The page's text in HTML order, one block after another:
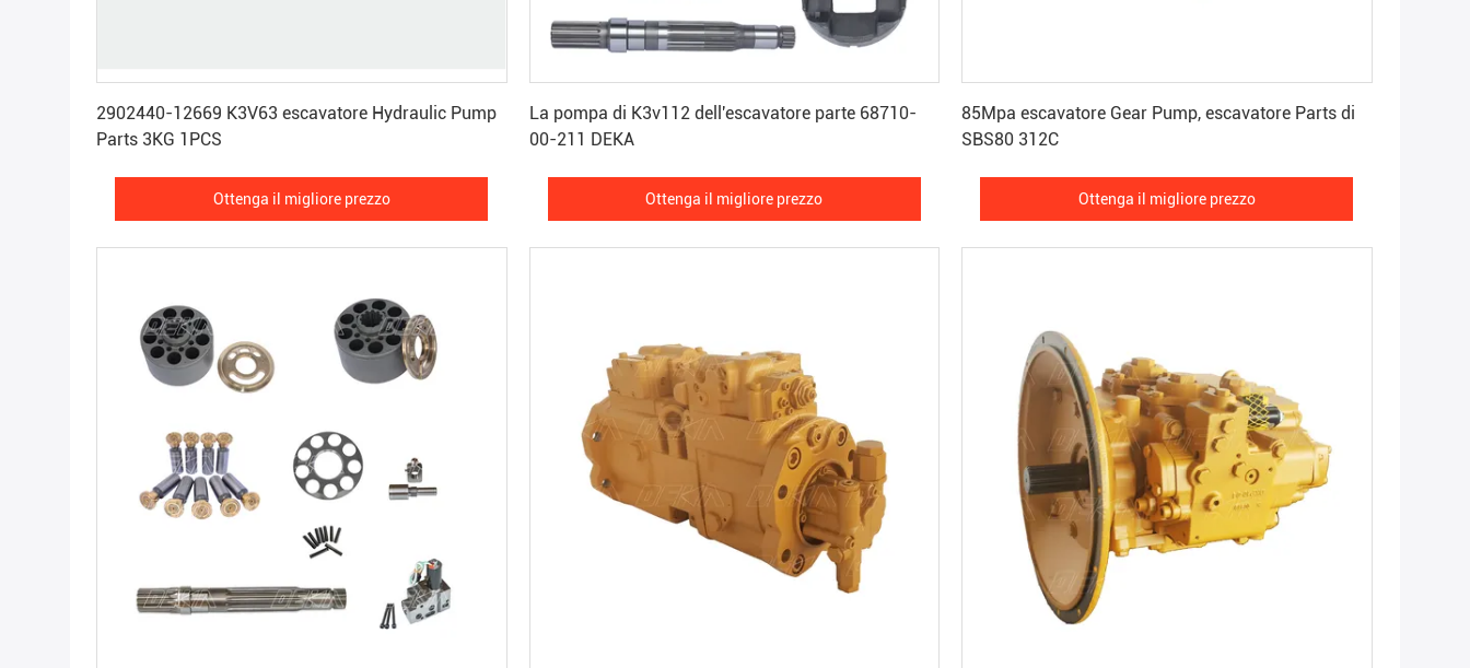
2902440-12669 K3V63 escavatore Hydraulic Pump
Parts 3KG 1PCS
Ottenga il migliore prezzo
La pompa di K3v112 dell'escavatore parte 68710-
00-211 DEKA
Ottenga il migliore prezzo
85Mpa escavatore Gear Pump, escavatore Parts di
SBS80 312C
Ottenga il migliore prezzo